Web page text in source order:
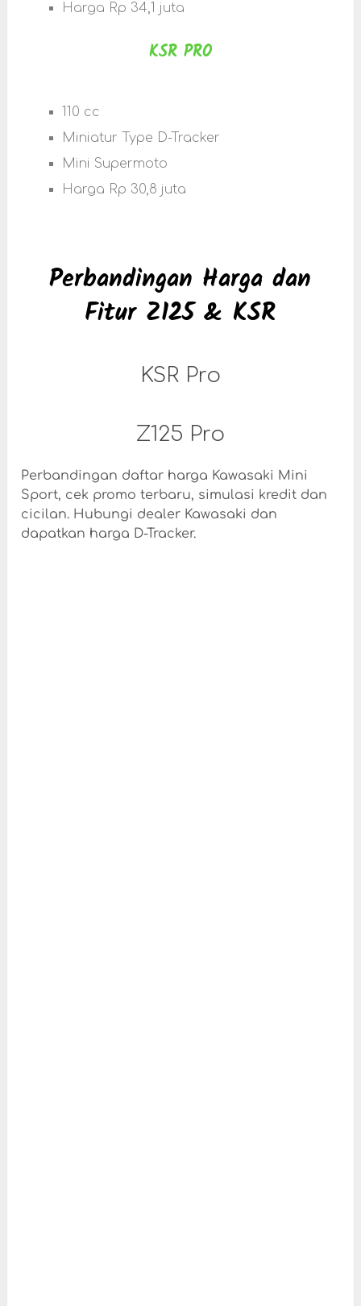
Harga Rp 34,1 juta
KSR PRO
110 cc
Miniatur Type D-Tracker
Mini Supermoto
Harga Rp 30,8 juta
Perbandingan Harga dan
Fitur Z125 & KSR
KSR Pro
Z125 Pro
Perbandingan daftar harga Kawasaki Mini
Sport, cek promo terbaru, simulasi kredit dan
cicilan. Hubungi dealer Kawasaki dan
dapatkan harga D-Tracker.